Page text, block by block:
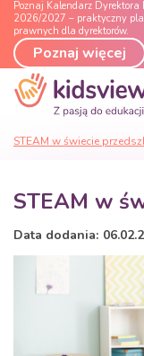
Poznaj Kalendarz Dyrektora
2026/2027 – praktyczny
prawnych dla dyrektorów.
Poznaj więcej
STEAM w świecie
STEAM w
Data dodania: 06.02.